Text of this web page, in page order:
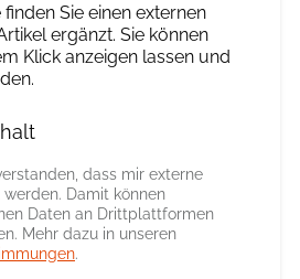
Sie einen externen
ergänzt. Sie können
Klick anzeigen lassen und
dass mir externe
werden. Damit können
Daten an Drittplattformen
Mehr dazu in unseren
.